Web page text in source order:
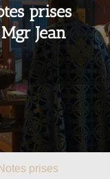
prises
Jean
prises